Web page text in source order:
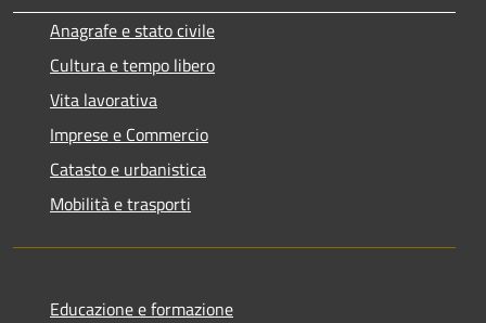
Anagrafe e stato civile
Cultura e tempo libero
Vita lavorativa
Imprese e Commercio
Catasto e urbanistica
Mobilità e trasporti
Educazione e formazione